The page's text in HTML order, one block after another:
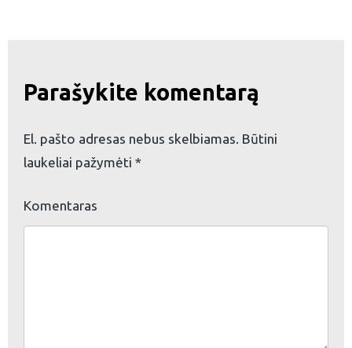
Parašykite komentarą
El. pašto adresas nebus skelbiamas. Būtini
laukeliai pažymėti *
Komentaras